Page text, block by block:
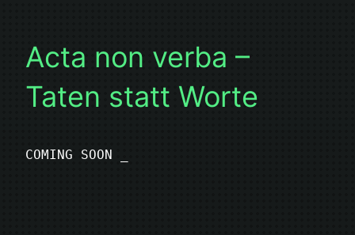
Acta non verba –
Taten statt Worte
COMING SOON _